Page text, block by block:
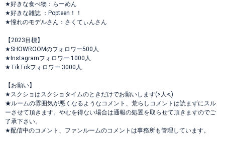
★好きな食べ物：らーめん
★好きな雑誌 ：Popteen！！
★憧れのモデルさん：さくてぃんさん
【2023目標】
★SHOWROOMのフォロワー500人
★Instagramフォロワー 1000人
★TikTokフォロワー 3000人
【お願い】
★スクショはスクショタイムのときだけでお願いします(>人<;)
★ルームの雰囲気が悪くなるようなコメント、荒らしコメントは読まずにスル
ーさせて頂きます。やむを得ない場合は通報の処置を取らせて頂きますのでご
了承下さい。
★配信中のコメント、ファンルームのコメントは事務所も管理しています。